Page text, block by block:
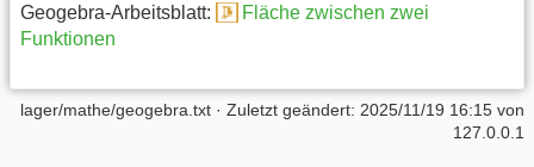
Geogebra-Arbeitsblatt:
Fläche zwischen zwei
Funktionen
lager/mathe/geogebra.txt · Zuletzt geändert: 2025/11/19 16:15 von
127.0.0.1